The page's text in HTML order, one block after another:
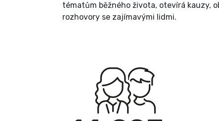
tématům běžného života, otevírá kauzy,
rozhovory se zajímavými lidmi.